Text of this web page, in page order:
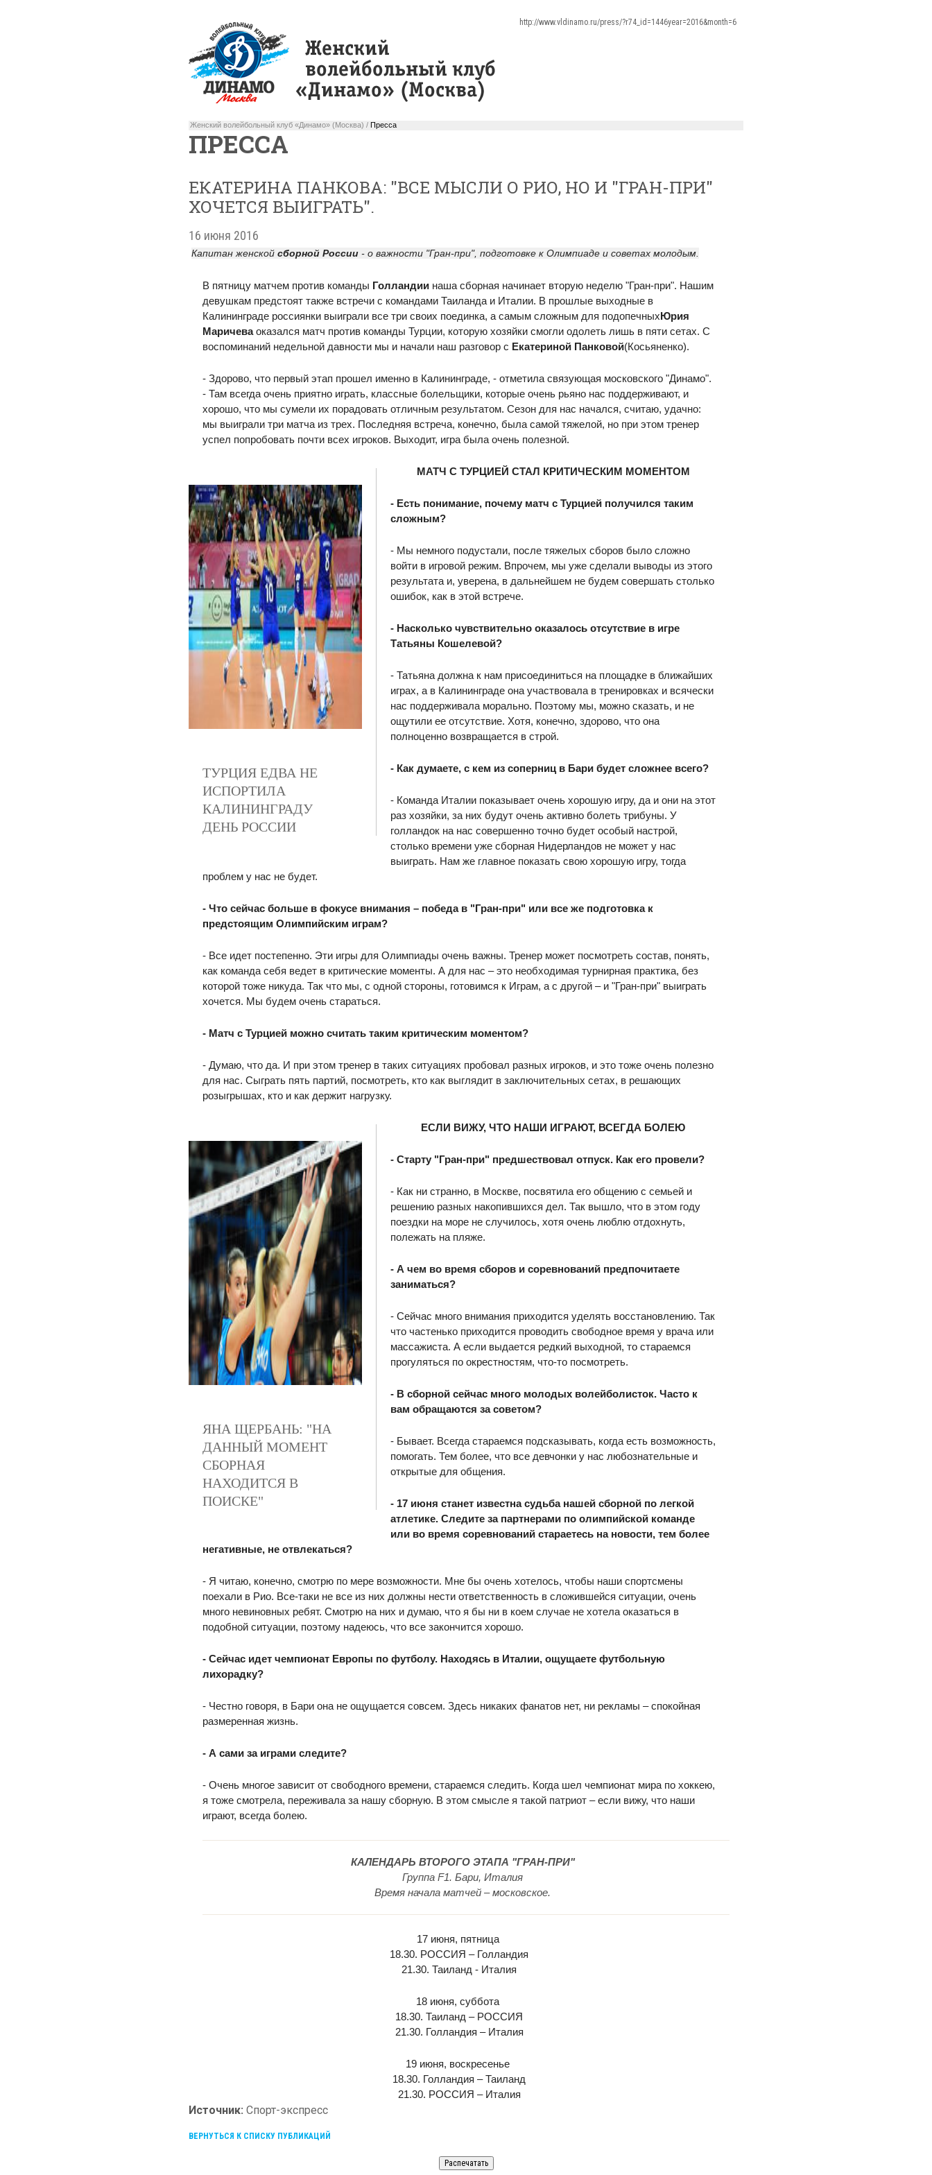
http://www.vldinamo.ru/press/?r74_id=1446year=2016&month=6
Женский волейбольный клуб «Динамо» (Москва) / Пресса
ПРЕССА
ЕКАТЕРИНА ПАНКОВА: "ВСЕ МЫСЛИ О РИО, НО И "ГРАН-ПРИ"
ХОЧЕТСЯ ВЫИГРАТЬ".
16 июня 2016
Капитан женской сборной России - о важности "Гран-при", подготовке к Олимпиаде и советах молодым.
В пятницу матчем против команды Голландии наша сборная начинает вторую неделю "Гран-при". Нашим
девушкам предстоят также встречи с командами Таиланда и Италии. В прошлые выходные в
Калининграде россиянки выиграли все три своих поединка, а самым сложным для подопечныхЮрия
Маричеваоказался матч против команды Турции, которую хозяйки смогли одолеть лишь в пяти сетах. С
воспоминаний недельной давности мы и начали наш разговор с Екатериной Панковой(Косьяненко).
- Здорово, что первый этап прошел именно в Калининграде, - отметила связующая московского "Динамо".
- Там всегда очень приятно играть, классные болельщики, которые очень рьяно нас поддерживают, и
хорошо, что мы сумели их порадовать отличным результатом. Сезон для нас начался, считаю, удачно:
мы выиграли три матча из трех. Последняя встреча, конечно, была самой тяжелой, но при этом тренер
успел попробовать почти всех игроков. Выходит, игра была очень полезной.
ТУРЦИЯ ЕДВА НЕ
ИСПОРТИЛА
КАЛИНИНГРАДУ
ДЕНЬ РОССИИ
МАТЧ С ТУРЦИЕЙ СТАЛ КРИТИЧЕСКИМ МОМЕНТОМ
- Есть понимание, почему матч с Турцией получился таким
сложным?
- Мы немного подустали, после тяжелых сборов было сложно
войти в игровой режим. Впрочем, мы уже сделали выводы из этого
результата и, уверена, в дальнейшем не будем совершать столько
ошибок, как в этой встрече.
- Насколько чувствительно оказалось отсутствие в игре
Татьяны Кошелевой?
- Татьяна должна к нам присоединиться на площадке в ближайших
играх, а в Калининграде она участвовала в тренировках и всячески
нас поддерживала морально. Поэтому мы, можно сказать, и не
ощутили ее отсутствие. Хотя, конечно, здорово, что она
полноценно возвращается в строй.
- Как думаете, с кем из соперниц в Бари будет сложнее всего?
- Команда Италии показывает очень хорошую игру, да и они на этот
раз хозяйки, за них будут очень активно болеть трибуны. У
голландок на нас совершенно точно будет особый настрой,
столько времени уже сборная Нидерландов не может у нас
выиграть. Нам же главное показать свою хорошую игру, тогда
проблем у нас не будет.
- Что сейчас больше в фокусе внимания – победа в "Гран-при" или все же подготовка к
предстоящим Олимпийским играм?
- Все идет постепенно. Эти игры для Олимпиады очень важны. Тренер может посмотреть состав, понять,
как команда себя ведет в критические моменты. А для нас – это необходимая турнирная практика, без
которой тоже никуда. Так что мы, с одной стороны, готовимся к Играм, а с другой – и "Гран-при" выиграть
хочется. Мы будем очень стараться.
- Матч с Турцией можно считать таким критическим моментом?
- Думаю, что да. И при этом тренер в таких ситуациях пробовал разных игроков, и это тоже очень полезно
для нас. Сыграть пять партий, посмотреть, кто как выглядит в заключительных сетах, в решающих
розыгрышах, кто и как держит нагрузку.
ЯНА ЩЕРБАНЬ: "НА
ДАННЫЙ МОМЕНТ
СБОРНАЯ
НАХОДИТСЯ В
ПОИСКЕ"
ЕСЛИ ВИЖУ, ЧТО НАШИ ИГРАЮТ, ВСЕГДА БОЛЕЮ
- Старту "Гран-при" предшествовал отпуск. Как его провели?
- Как ни странно, в Москве, посвятила его общению с семьей и
решению разных накопившихся дел. Так вышло, что в этом году
поездки на море не случилось, хотя очень люблю отдохнуть,
полежать на пляже.
- А чем во время сборов и соревнований предпочитаете
заниматься?
- Сейчас много внимания приходится уделять восстановлению. Так
что частенько приходится проводить свободное время у врача или
массажиста. А если выдается редкий выходной, то стараемся
прогуляться по окрестностям, что-то посмотреть.
- В сборной сейчас много молодых волейболисток. Часто к
вам обращаются за советом?
- Бывает. Всегда стараемся подсказывать, когда есть возможность,
помогать. Тем более, что все девчонки у нас любознательные и
открытые для общения.
- 17 июня станет известна судьба нашей сборной по легкой
атлетике. Следите за партнерами по олимпийской команде
или во время соревнований стараетесь на новости, тем более
негативные, не отвлекаться?
- Я читаю, конечно, смотрю по мере возможности. Мне бы очень хотелось, чтобы наши спортсмены
поехали в Рио. Все-таки не все из них должны нести ответственность в сложившейся ситуации, очень
много невиновных ребят. Смотрю на них и думаю, что я бы ни в коем случае не хотела оказаться в
подобной ситуации, поэтому надеюсь, что все закончится хорошо.
- Сейчас идет чемпионат Европы по футболу. Находясь в Италии, ощущаете футбольную
лихорадку?
- Честно говоря, в Бари она не ощущается совсем. Здесь никаких фанатов нет, ни рекламы – спокойная
размеренная жизнь.
- А сами за играми следите?
- Очень многое зависит от свободного времени, стараемся следить. Когда шел чемпионат мира по хоккею,
я тоже смотрела, переживала за нашу сборную. В этом смысле я такой патриот – если вижу, что наши
играют, всегда болею.
КАЛЕНДАРЬ ВТОРОГО ЭТАПА "ГРАН-ПРИ"
Группа F1. Бари, Италия
Время начала матчей – московское.
17 июня, пятница
18.30. РОССИЯ – Голландия
21.30. Таиланд - Италия
18 июня, суббота
18.30. Таиланд – РОССИЯ
21.30. Голландия – Италия
19 июня, воскресенье
18.30. Голландия – Таиланд
21.30. РОССИЯ – Италия
Источник: Спорт-экспресс
ВЕРНУТЬСЯ К СПИСКУ ПУБЛИКАЦИЙ